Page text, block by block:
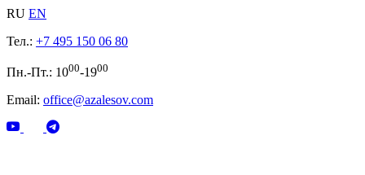
RU EN
Тел.: +7 495 150 06 80
Пн.-Пт.: 1000-1900
Email: office@azalesov.com